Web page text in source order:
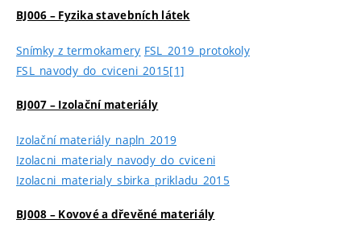
BJ006 – Fyzika stavebních látek
Snímky z termokamery FSL_2019_protokoly
FSL_navody_do_cviceni_2015[1]
BJ007 – Izolační materiály
Izolační materiály_napln_2019
Izolacni_materialy_navody_do_cviceni
Izolacni_materialy_sbirka_prikladu_2015
BJ008 – Kovové a dřevěné materiály